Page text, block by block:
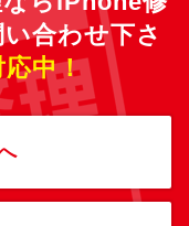
合わせ下さ
中！